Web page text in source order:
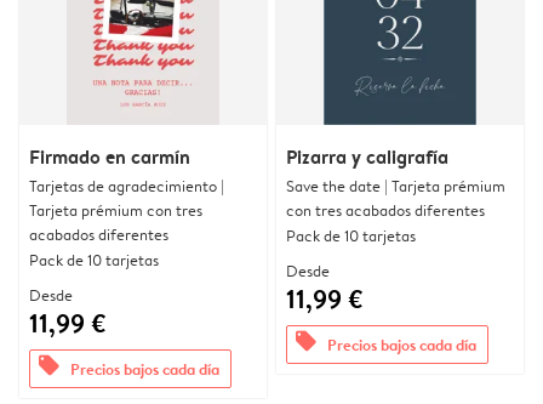
Firmado en carmín
Tarjetas de agradecimiento |
Tarjeta prémium con tres
acabados diferentes
Pack de 10 tarjetas
Desde
11,99 €
offers Precios bajos cada día
Pizarra y caligrafía
Save the date | Tarjeta prémium
con tres acabados diferentes
Pack de 10 tarjetas
Desde
11,99 €
offers Precios bajos cada día